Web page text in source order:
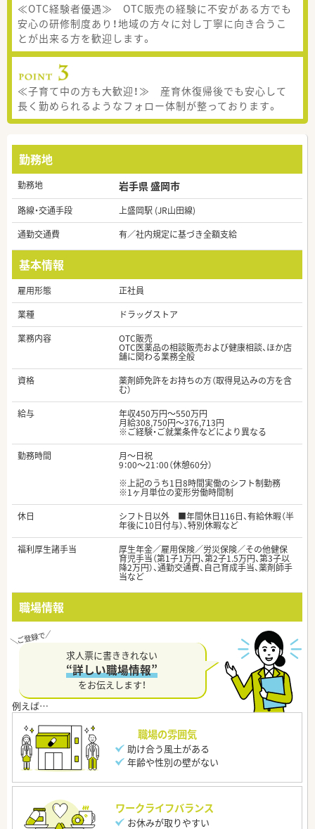
≪OTC経験者優遇≫ OTC販売の経験に不安がある方でも
安心の研修制度あり！地域の方々に対し丁寧に向き合うこ
とが出来る方を歓迎します。
≪子育て中の方も大歓迎！≫ 産育休復帰後でも安心して
長く勤められるようなフォロー体制が整っております。
勤務地
勤務地 岩手県 盛岡市
路線・交通手段
上盛岡駅 (JR山田線)
通勤交通費
有／社内規定に基づき全額支給
基本情報
雇用形態
正社員
業種
ドラッグストア
業務内容
OTC販売
OTC医薬品の相談販売および健康相談、ほか店
舗に関わる業務全般
資格
薬剤師免許をお持ちの方（取得見込みの方を含
む）
給与
年収450万円～550万円
月給308,750円～376,713円
※ご経験・ご就業条件などにより異なる
勤務時間
月～日祝
9：00～21：00（休憩60分）
※上記のうち1日8時間実働のシフト制勤務
※1ヶ月単位の変形労働時間制
休日
シフト日以外 ■年間休日116日、有給休暇（半
年後に10日付与）、特別休暇など
福利厚生諸手当
厚生年金／雇用保険／労災保険／その他健保
育児手当（第1子1万円、第2子1.5万円、第3子以
降2万円）、通勤交通費、自己育成手当、薬剤師手
当など
職場情報
求人票に書ききれない
“詳しい職場情報”
をお伝えします！
職場の雰囲気
助け合う風土がある
年齢や性別の壁がない
ワークライフバランス
お休みが取りやすい